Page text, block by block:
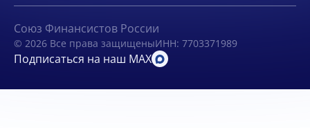
Союз Финансистов России
© 2026 Все права защищеныИНН: 7703371989
Подписаться на наш MAX